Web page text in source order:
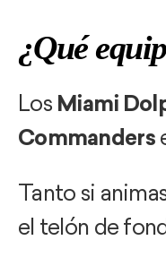
¿Qué
Los Miami
Commanders
Tanto si
el telón de